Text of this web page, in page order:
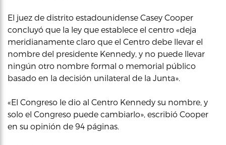
El juez de distrito estadounidense Casey Cooper
concluyó que la ley que establece el centro «deja
meridianamente claro que el Centro debe llevar el
nombre del presidente Kennedy, y no puede llevar
ningún otro nombre formal o memorial público
basado en la decisión unilateral de la Junta».
«El Congreso le dio al Centro Kennedy su nombre, y
solo el Congreso puede cambiarlo», escribió Cooper
en su opinión de 94 páginas.